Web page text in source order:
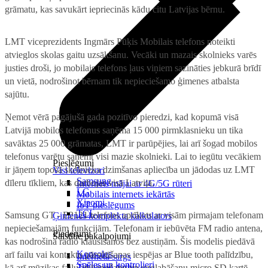
Pieslēgumi
Internets mājai ar 4G/5G rūteri
Mobilais internets iekārtās
IoT pieslēgums
Ģimenes komplekta kalkulators
Saistītie pakalpojumi
Interneta sargs
Visi televizori
Samsung
LG
Xiaomi
TCL
Piederumi
Konsoles
Spēles un kontrolieri
grāmatu, kas savukārt iepriecinās kādu citu Latvijas bērnu.
LMT viceprezidents Ingmārs Pūķis Mobilais telefons noteikti
atvieglos skolas gaitu uzsākšanu. Vecāki un mazais skolnieks varēs
justies droši, jo mobilais telefons ļaus viņiem sazināties jebkurā brīdī
un vietā, nodrošinot bērnam tik nepieciešamo ģimenes atbalsta
sajūtu.
Ņemot vērā pagājušā gada pozitīvo pieredzi, kad kopumā visā
Latvijā mobilos telefonus saņēma 15 000 pirmklasnieku un tika
savāktas 25 000 grāmatas, LMT ir parūpējies, lai arī šogad mobilos
telefonus varētu saņemt visi mazie skolnieki. Lai to iegūtu vecākiem
ir jāņem topošā skolnieka dzimšanas apliecība un jādodas uz LMT
dīleru tīkliem, kas darbojas visā Latvijā.
Samsung GT - E2121 telefons aprīkots ar visām pirmajam telefonam
nepieciešamajām funkcijām. Telefonam ir iebūvēta FM radio antena,
kas nodrošina radio klausīšanos bez austiņām. Šis modelis piedāvā
arī failu vai kontaktu pārsūtīšanas iespējas ar Blue tooth palīdzību,